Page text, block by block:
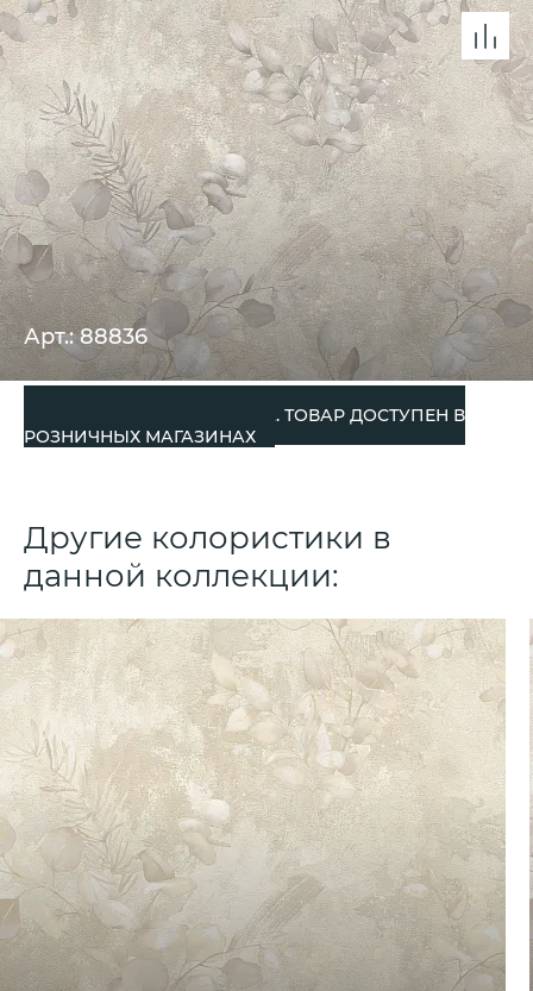
Арт.: 88836
СНЯТО С ПРОИЗВОДСТВА. ТОВАР ДОСТУПЕН В
РОЗНИЧНЫХ МАГАЗИНАХ
Другие колористики в
данной коллекции: